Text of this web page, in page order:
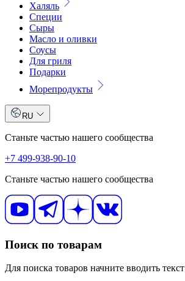
Халяль
Специи
Сыры
Масло и оливки
Соусы
Для гриля
Подарки
Морепродукты
RU
Станьте частью нашего сообщества
+7 499-938-90-10
Станьте частью нашего сообщества
Поиск по товарам
Для поиска товаров начните вводить текст